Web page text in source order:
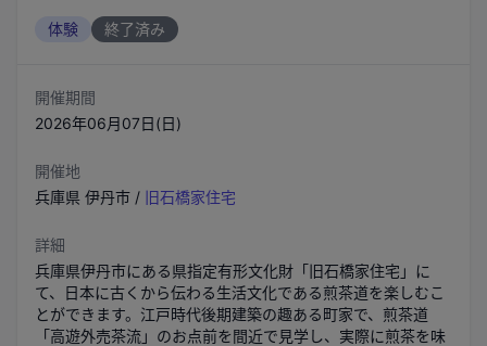
体験 終了済み
開催期間
2026年06月07日(日)
開催地
兵庫県 伊丹市 / 旧石橋家住宅
詳細
兵庫県伊丹市にある県指定有形文化財「旧石橋家住宅」に
て、日本に古くから伝わる生活文化である煎茶道を楽しむこ
とができます。江戸時代後期建築の趣ある町家で、煎茶道
「高遊外売茶流」のお点前を間近で見学し、実際に煎茶を味